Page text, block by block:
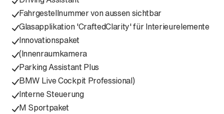
Fahrgestellnummer von aussen sichtbar
Glasapplikation 'CraftedClarity' für Interieurelemente
Innovationspaket
(Innenraumkamera
Parking Assistant Plus
BMW Live Cockpit Professional)
Interne Steuerung
M Sportpaket